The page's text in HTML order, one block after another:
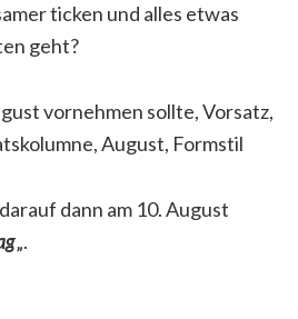
ticken und alles etwas
geht?
dann am 10. August
„.